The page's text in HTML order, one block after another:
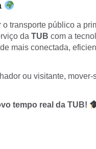
transporte público a
da TUB com a
mais conectada,
ou visitante,
tempo real da TUB!